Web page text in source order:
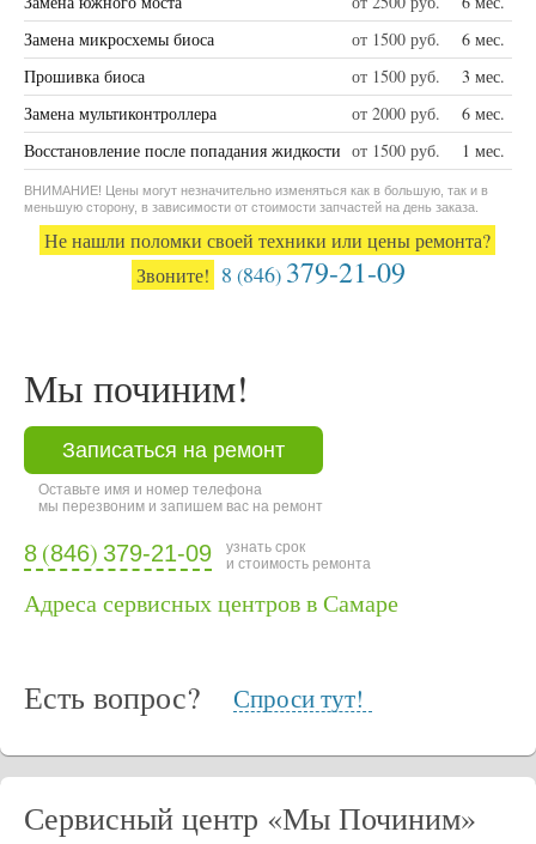
Замена микросхемы биоса
от 1500 руб.
6 мес.
Прошивка биоса
от 1500 руб.
3 мес.
Замена мультиконтроллера
от 2000 руб.
6 мес.
Восстановление после попадания жидкости от 1500 руб. 1 мес.
ВНИМАНИЕ! Цены могут незначительно изменяться как в большую, так и в
меньшую сторону, в зависимости от стоимости запчастей на день заказа.
Не нашли поломки своей техники или цены ремонта?
Звоните! 8 (846) 379-21-09
Мы починим!
Записаться на ремонт
Оставьте имя и номер телефона
мы перезвоним и запишем вас на ремонт
8 (846) 379-21-09
узнать срок
и стоимость ремонта
Адреса сервисных центров в Самаре
Есть вопрос? Спроси тут!
Сервисный центр «Мы Починим»